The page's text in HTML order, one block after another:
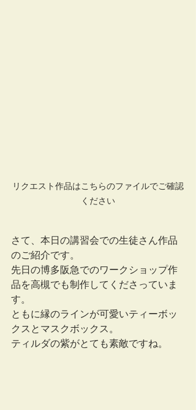
リクエスト作品はこちらのファイルでご確認
ください
さて、本日の講習会での生徒さん作品
のご紹介です。
先日の博多阪急でのワークショップ作
品を高槻でも制作してくださっていま
す。
ともに縁のラインが可愛いティーボッ
クスとマスクボックス。
ティルダの紫がとても素敵ですね。